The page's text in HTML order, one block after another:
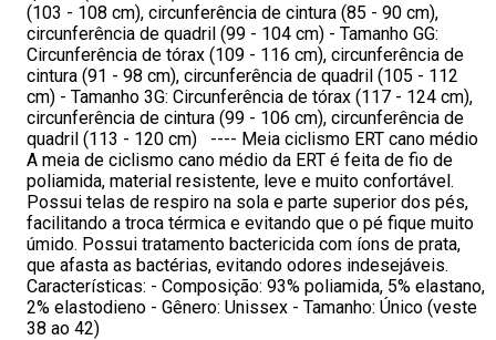
(103 - 108 cm), circunferência de cintura (85 - 90 cm),
circunferência de quadril (99 - 104 cm) - Tamanho GG:
Circunferência de tórax (109 - 116 cm), circunferência de
cintura (91 - 98 cm), circunferência de quadril (105 - 112
cm) - Tamanho 3G: Circunferência de tórax (117 - 124 cm),
circunferência de cintura (99 - 106 cm), circunferência de
quadril (113 - 120 cm) ---- Meia ciclismo ERT cano médio
A meia de ciclismo cano médio da ERT é feita de fio de
poliamida, material resistente, leve e muito confortável.
Possui telas de respiro na sola e parte superior dos pés,
facilitando a troca térmica e evitando que o pé fique muito
úmido. Possui tratamento bactericida com íons de prata,
que afasta as bactérias, evitando odores indesejáveis.
Características: - Composição: 93% poliamida, 5% elastano,
2% elastodieno - Gênero: Unissex - Tamanho: Único (veste
38 ao 42)